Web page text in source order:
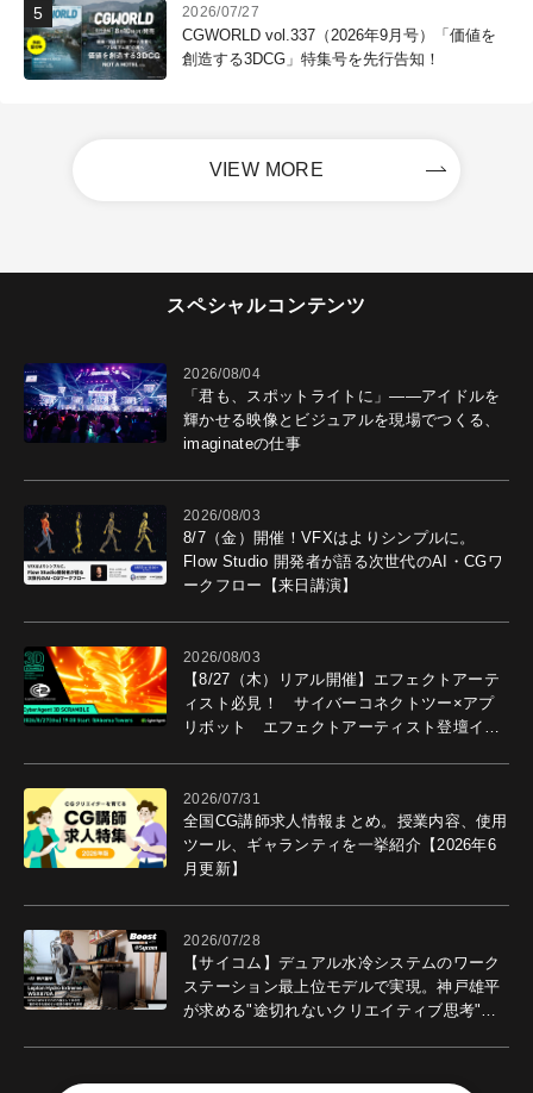
2026/07/27
CGWORLD vol.337（2026年9月号）「価値を
創造する3DCG」特集号を先行告知！
VIEW MORE
スペシャルコンテンツ
2026/08/04
「君も、スポットライトに」――アイドルを
輝かせる映像とビジュアルを現場でつくる、
imaginateの仕事
2026/08/03
8/7（金）開催！VFXはよりシンプルに。
Flow Studio 開発者が語る次世代のAI・CGワ
ークフロー【来日講演】
2026/08/03
【8/27（木）リアル開催】エフェクトアーテ
ィスト必見！ サイバーコネクトツー×アプ
リボット エフェクトアーティスト登壇イベ
2026/07/31
全国CG講師求人情報まとめ。授業内容、使用
ツール、ギャランティを一挙紹介【2026年6
月更新】
2026/07/28
【サイコム】デュアル水冷システムのワーク
ステーション最上位モデルで実現。神戸雄平
が求める"途切れないクリエイティブ思考"｜